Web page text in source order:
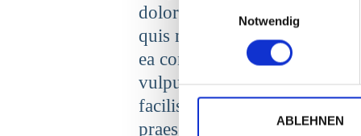
n
w
i
Notwendig
ABLEHNEN
dolore magna aliquam erat
quis nostrud exerci tation
ea commodo consequat.
vulputate velit esse molestie
facilisis at vero eros et
praesent luptatum zzril